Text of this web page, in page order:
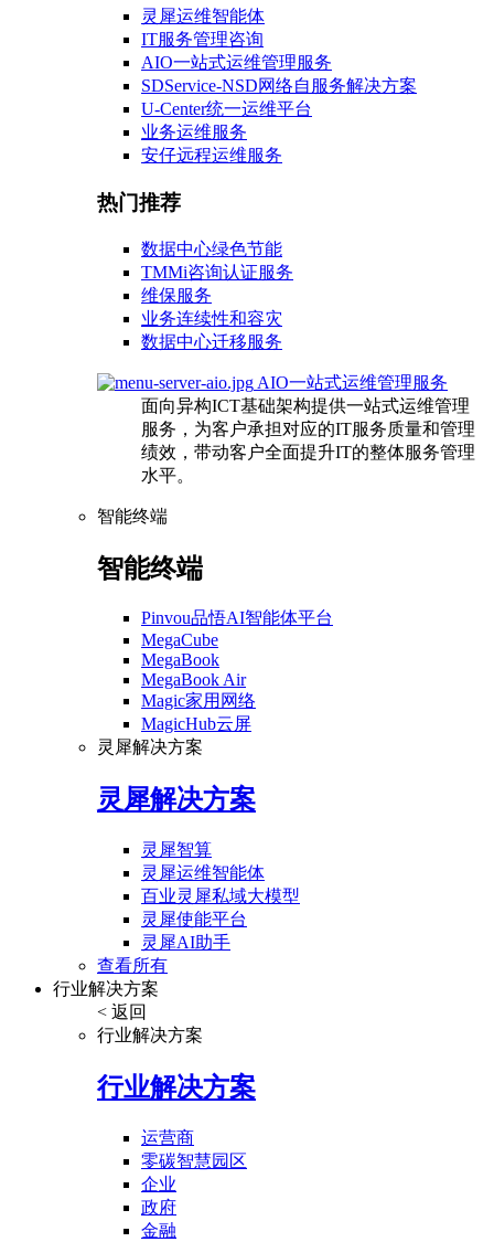
灵犀运维智能体
IT服务管理咨询
AIO一站式运维管理服务
SDService-NSD网络自服务解决方案
U-Center统一运维平台
业务运维服务
安仔远程运维服务
热门推荐
数据中心绿色节能
TMMi咨询认证服务
维保服务
业务连续性和容灾
数据中心迁移服务
AIO一站式运维管理服务
面向异构ICT基础架构提供一站式运维管理
服务，为客户承担对应的IT服务质量和管理
绩效，带动客户全面提升IT的整体服务管理
水平。
智能终端
智能终端
Pinvou品悟AI智能体平台
MegaCube
MegaBook
MegaBook Air
Magic家用网络
MagicHub云屏
灵犀解决方案
灵犀解决方案
灵犀智算
灵犀运维智能体
百业灵犀私域大模型
灵犀使能平台
灵犀AI助手
查看所有
行业解决方案
< 返回
行业解决方案
行业解决方案
运营商
零碳智慧园区
企业
政府
金融